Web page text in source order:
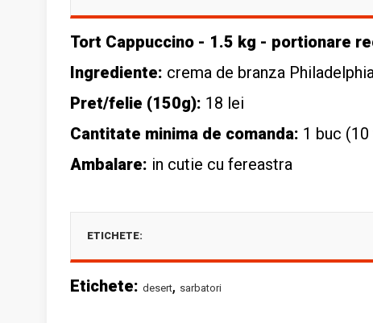
Tort Cappuccino - 1.5 kg - portionare
Ingrediente: crema de branza
Pret/felie (150g): 18 lei
Cantitate minima de comanda: 1 buc
Ambalare: in cutie cu fereastra
ETICHETE:
Etichete: desert, sarbatori